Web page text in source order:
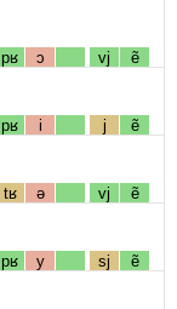
pʁ ɔ vj ẽ
pʁ i j ẽ
tʁ ə vj ẽ
pʁ y sj ẽ